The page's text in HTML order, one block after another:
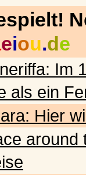
eiou.de
Im
als ein
Hier
around